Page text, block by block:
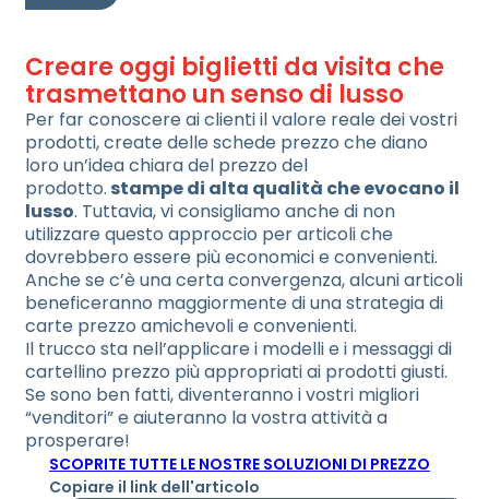
Creare oggi biglietti da visita che
trasmettano un senso di lusso
Per far conoscere ai clienti il valore reale dei vostri
prodotti, create delle schede prezzo che diano
loro un’idea chiara del prezzo del
prodotto. stampe di alta qualità che evocano il
lusso. Tuttavia, vi consigliamo anche di non
utilizzare questo approccio per articoli che
dovrebbero essere più economici e convenienti.
Anche se c’è una certa convergenza, alcuni articoli
beneficeranno maggiormente di una strategia di
carte prezzo amichevoli e convenienti.
Il trucco sta nell’applicare i modelli e i messaggi di
cartellino prezzo più appropriati ai prodotti giusti.
Se sono ben fatti, diventeranno i vostri migliori
“venditori” e aiuteranno la vostra attività a
prosperare!
SCOPRITE TUTTE LE NOSTRE SOLUZIONI DI PREZZO
Copiare il link dell'articolo